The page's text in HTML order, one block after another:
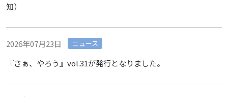
知）
2026年07月23日 ニュース
『さぁ、やろう』vol.31が発行となりました。